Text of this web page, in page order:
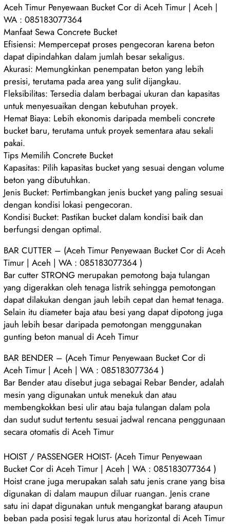
Aceh Timur Penyewaan Bucket Cor di Aceh Timur | Aceh |
WA : 085183077364
Manfaat Sewa Concrete Bucket
Efisiensi: Mempercepat proses pengecoran karena beton
dapat dipindahkan dalam jumlah besar sekaligus.
Akurasi: Memungkinkan penempatan beton yang lebih
presisi, terutama pada area yang sulit dijangkau.
Fleksibilitas: Tersedia dalam berbagai ukuran dan kapasitas
untuk menyesuaikan dengan kebutuhan proyek.
Hemat Biaya: Lebih ekonomis daripada membeli concrete
bucket baru, terutama untuk proyek sementara atau sekali
pakai.
Tips Memilih Concrete Bucket
Kapasitas: Pilih kapasitas bucket yang sesuai dengan volume
beton yang dibutuhkan.
Jenis Bucket: Pertimbangkan jenis bucket yang paling sesuai
dengan kondisi lokasi pengecoran.
Kondisi Bucket: Pastikan bucket dalam kondisi baik dan
berfungsi dengan optimal.
BAR CUTTER – (Aceh Timur Penyewaan Bucket Cor di Aceh
Timur | Aceh | WA : 085183077364 )
Bar cutter STRONG merupakan pemotong baja tulangan
yang digerakkan oleh tenaga listrik sehingga pemotongan
dapat dilakukan dengan jauh lebih cepat dan hemat tenaga.
Selain itu diameter baja atau besi yang dapat dipotong juga
jauh lebih besar daripada pemotongan menggunakan
gunting beton manual di Aceh Timur
BAR BENDER – (Aceh Timur Penyewaan Bucket Cor di
Aceh Timur | Aceh | WA : 085183077364 )
Bar Bender atau disebut juga sebagai Rebar Bender, adalah
mesin yang digunakan untuk menekuk dan atau
membengkokkan besi ulir atau baja tulangan dalam pola
dan sudut sudut tertentu sesuai jadwal rencana penggunaan
secara otomatis di Aceh Timur
HOIST / PASSENGER HOIST- (Aceh Timur Penyewaan
Bucket Cor di Aceh Timur | Aceh | WA : 085183077364 )
Hoist crane juga merupakan salah satu jenis crane yang bisa
digunakan di dalam maupun diluar ruangan. Jenis crane
satu ini dapat digunakan untuk mengangkat barang ataupun
beban pada posisi tegak lurus atau horizontal di Aceh Timur